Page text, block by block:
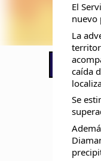
📢 LO
El
nuevo
La
caída
Se